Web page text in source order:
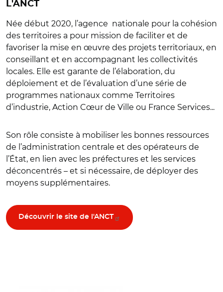
L'ANCT
Née début 2020, l’agence nationale pour la cohésion
des territoires a pour mission de faciliter et de
favoriser la mise en œuvre des projets territoriaux, en
conseillant et en accompagnant les collectivités
locales. Elle est garante de l’élaboration, du
déploiement et de l’évaluation d’une série de
programmes nationaux comme Territoires
d’industrie, Action Cœur de Ville ou France Services...
Son rôle consiste à mobiliser les bonnes ressources
de l’administration centrale et des opérateurs de
l’État, en lien avec les préfectures et les services
déconcentrés – et si nécessaire, de déployer des
moyens supplémentaires.
Découvrir le site de l'ANCT